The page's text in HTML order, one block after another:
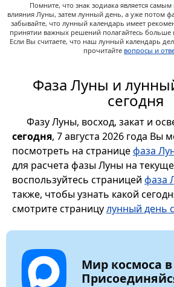
Помните, что знак зодиака является
влияния Луны, затем лунный день, а уже потом
забывайте, что лунный календарь имеет
принятии важных решений полагайтесь больше
Если Вы считаете, что наш лунный календарь
прочитайте вопросы и
Фаза Луны и
сегодня
Фазу Луны, восход, закат и
сегодня, 7 августа 2026 года Вы
посмотреть на страницефаза
для расчета фазы Луны на
воспользуйтесь страницей фаза
также, чтобы узнать какой
смотрите страницулунный день
Мир космоса